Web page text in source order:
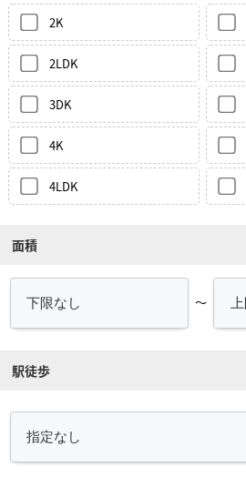
2K
2LDK
3DK
4K
4LDK
面積
～
駅徒歩